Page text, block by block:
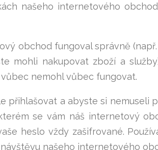
našeho internetového
obchod fungoval správně
mohli nakupovat zboží a
nemohl vůbec fungovat.
přihlašovat a abyste si nemuseli
se vám náš internetový
heslo vždy zašifrované.
našeho internetového